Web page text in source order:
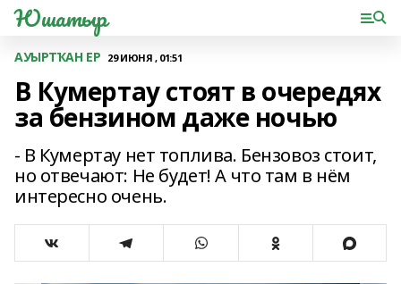
Юшатыр
АУЫРТҠАН ЕР 29 ИЮНЯ , 01:51
В Кумертау стоят в очередях
за бензином даже ночью
- В Кумертау нет топлива. Бензовоз стоит,
но отвечают: Не будет! А что там в нём
интересно очень.